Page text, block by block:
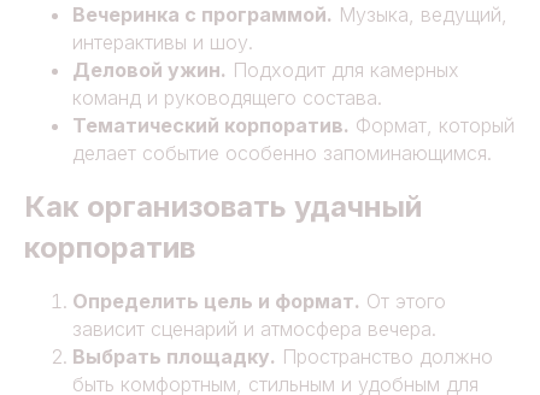
Вечеринка с программой. Музыка, ведущий,
интерактивы и шоу.
Деловой ужин. Подходит для камерных
команд и руководящего состава.
Тематический корпоратив. Формат, который
делает событие особенно запоминающимся.
Как организовать удачный
корпоратив
Определить цель и формат. От этого
зависит сценарий и атмосфера вечера.
Выбрать площадку. Пространство должно
быть комфортным, стильным и удобным для